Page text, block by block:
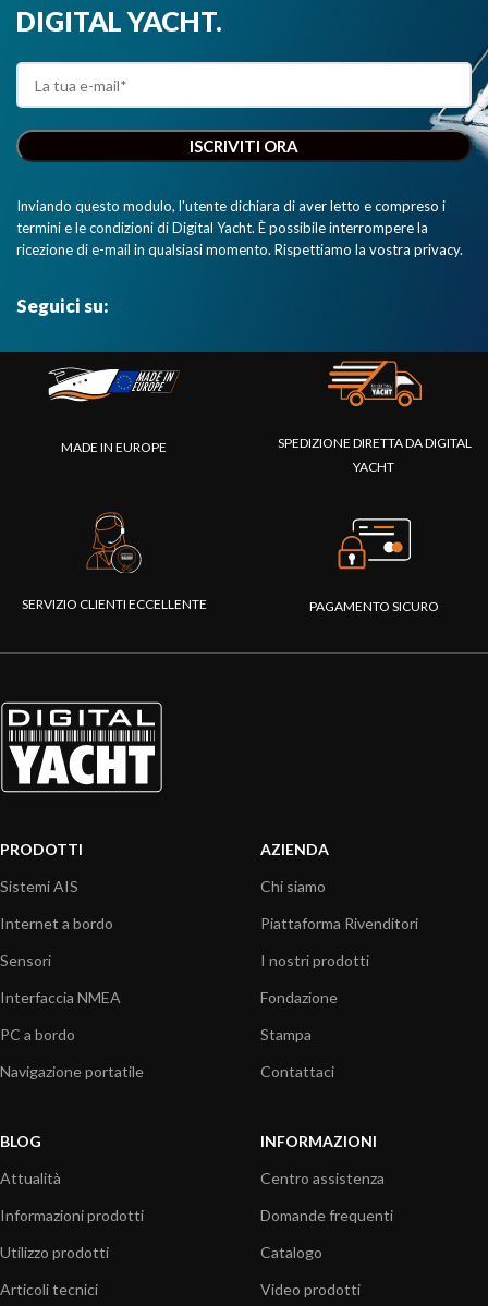
DIGITAL YACHT.
Inviando questo modulo, l'utente dichiara di aver letto e compreso i
termini e le condizioni di Digital Yacht. È possibile interrompere la
ricezione di e-mail in qualsiasi momento. Rispettiamo la vostra privacy.
Seguici su:
MADE IN EUROPE
SPEDIZIONE DIRETTA DA DIGITAL
YACHT
SERVIZIO CLIENTI ECCELLENTE PAGAMENTO SICURO
PRODOTTI
Sistemi AIS
Internet a bordo
Sensori
Interfaccia NMEA
PC a bordo
Navigazione portatile
AZIENDA
Chi siamo
Piattaforma Rivenditori
I nostri prodotti
Fondazione
Stampa
Contattaci
BLOG
Attualità
Informazioni prodotti
Utilizzo prodotti
Articoli tecnici
INFORMAZIONI
Centro assistenza
Domande frequenti
Catalogo
Video prodotti